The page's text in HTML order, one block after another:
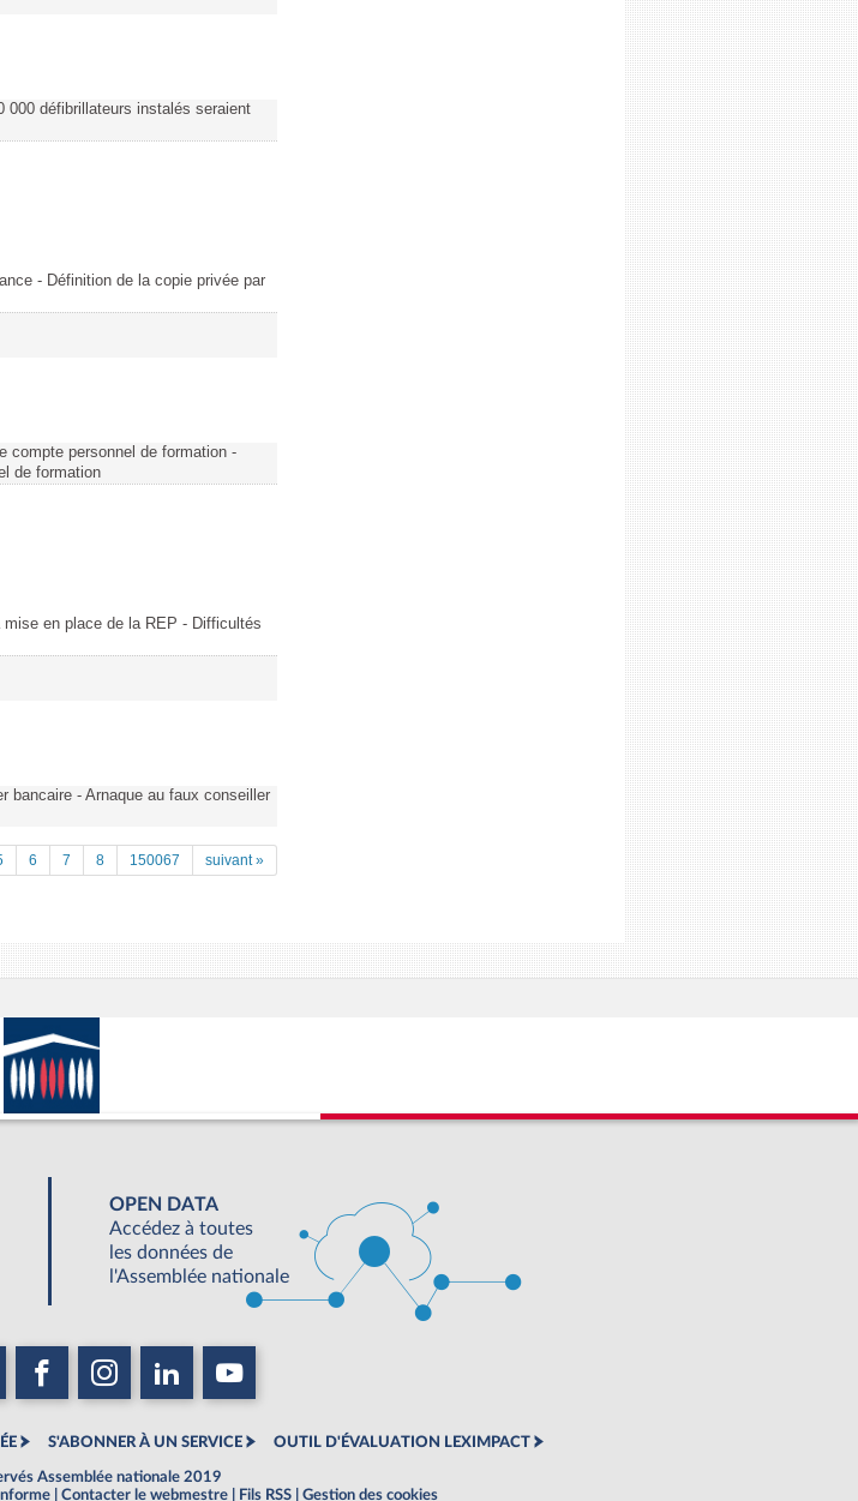
000 défibrillateurs instalés seraient
- Définition de la copie privée par
compte personnel de formation -
de formation
en place de la REP - Difficultés
bancaire - Arnaque au faux conseiller
6 7 8 150067 suivant »
OPEN DATA
Accédez à toutes
les données de
l'Assemblée nationale
S'ABONNER À UN SERVICE OUTIL D'ÉVALUATION LEXIMPACT
Assemblée nationale 2019
Contacter le webmestre Fils RSS Gestion des cookies